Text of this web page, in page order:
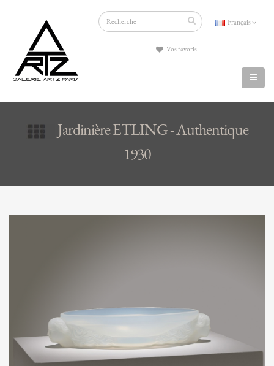
Français
Vos favoris
Jardinière ETLING - Authentique
1930